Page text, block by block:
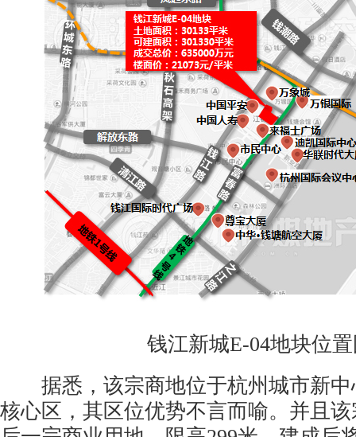
钱江新城E-04地块位
据悉，该宗商地位于杭州城市新
核心区，其区位优势不言而喻。并且